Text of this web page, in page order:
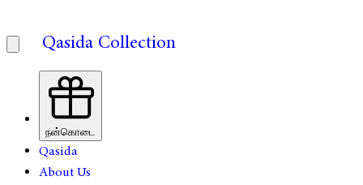
Qasida Collection
நன்கொடை
Qasida
About Us